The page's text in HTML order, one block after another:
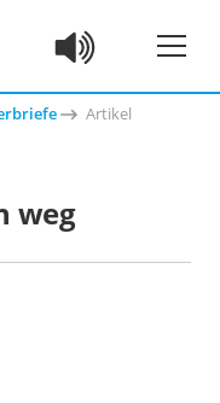
Artikel
weg